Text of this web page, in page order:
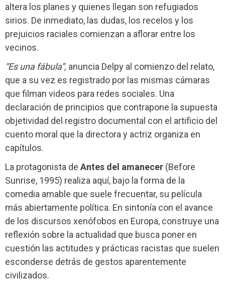
altera los planes y quienes llegan son refugiados
sirios. De inmediato, las dudas, los recelos y los
prejuicios raciales comienzan a aflorar entre los
vecinos.
“Es una fábula”, anuncia Delpy al comienzo del relato,
que a su vez es registrado por las mismas cámaras
que filman videos para redes sociales. Una
declaración de principios que contrapone la supuesta
objetividad del registro documental con el artificio del
cuento moral que la directora y actriz organiza en
capítulos.
La protagonista de Antes del amanecer (Before
Sunrise, 1995) realiza aquí, bajo la forma de la
comedia amable que suele frecuentar, su película
más abiertamente política. En sintonía con el avance
de los discursos xenófobos en Europa, construye una
reflexión sobre la actualidad que busca poner en
cuestión las actitudes y prácticas racistas que suelen
esconderse detrás de gestos aparentemente
civilizados.